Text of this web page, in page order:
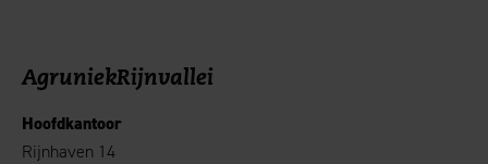
AgruniekRijnvallei
Hoofdkantoor
Rijnhaven 14